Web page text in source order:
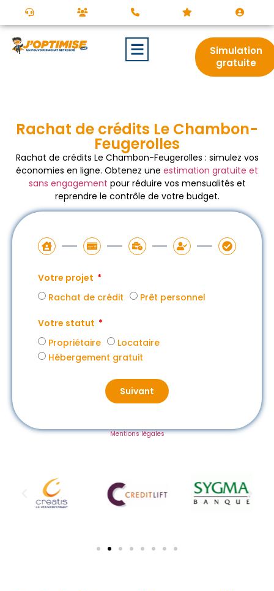
Simulation
gratuite
Rachat de crédits Le Chambon-
Feugerolles
Rachat de crédits Le Chambon-Feugerolles : simulez vos
économies en ligne. Obtenez une estimation gratuite et
sans engagement pour réduire vos mensualités et
reprendre le contrôle de votre budget.
Votre projet
Rachat de crédit
Prêt personnel
Votre statut
Propriétaire
Locataire
Hébergement gratuit
Suivant
Mentions légales